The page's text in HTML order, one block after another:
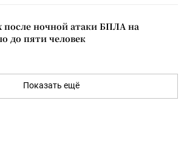
ночной атаки БПЛА на
до пяти человек
Показать ещё